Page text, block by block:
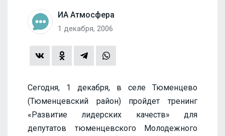
ИА Атмосфера
1 декабря, 2006
Сегодня, 1 декабря, в селе Тюменцево
(Тюменцевский район) пройдет тренинг
«Развитие лидерских качеств» для
депутатов тюменцевского Молодежного